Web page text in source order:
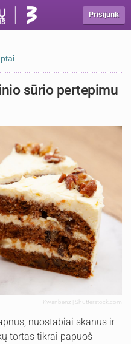
Prisijunk
sūrio pertepimu
Kwanbenz | Shutterstock.com
nuostabiai skanus ir
tortas tikrai papuoš